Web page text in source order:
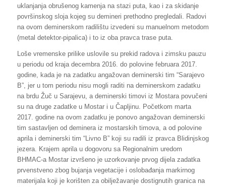
uklanjanja obrušenog kamenja na stazi puta, kao i za skidanje
površinskog sloja kojeg su demineri prethodno pregledali. Radovi
na ovom deminerskom radilištu izvedeni su manuelnom metodom
(metal detektor-pipalica) i to iz oba pravca trase puta.
Loše vremenske prilike uslovile su prekid radova i zimsku pauzu
u periodu od kraja decembra 2016. do polovine februara 2017.
godine, kada je na zadatku angažovan deminerski tim “Sarajevo
B”, jer u tom periodu nisu mogli raditi na deminerskom zadatku
na brdu Žuč u Sarajevu, a deminerski timovi iz Mostara povučeni
su na druge zadatke u Mostar i u Čapljinu. Početkom marta
2017. godine na ovom zadatku je ponovo angažovan deminerski
tim sastavljen od deminera iz mostarskih timova, a od polovine
aprila i deminerski tim “Livno B” koji su radili iz pravca Blidinjskog
jezera. Krajem aprila u dogovoru sa Regionalnim uredom
BHMAC-a Mostar izvršeno je uzorkovanje prvog dijela zadatka
prvenstveno zbog bujanja vegetacije i oslobađanja markirnog
materijala koji je korišten za obilježavanje dostignutih granica na